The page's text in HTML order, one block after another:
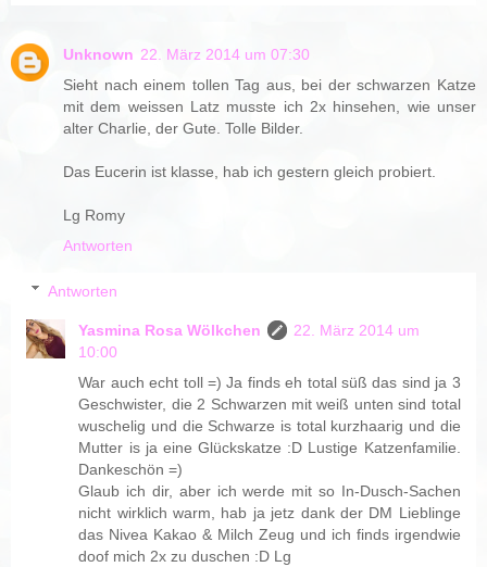
Unknown 22. März 2014 um 07:30
Sieht nach einem tollen Tag aus, bei der schwarzen Katze
mit dem weissen Latz musste ich 2x hinsehen, wie unser
alter Charlie, der Gute. Tolle Bilder.
Das Eucerin ist klasse, hab ich gestern gleich probiert.
Lg Romy
Antworten
Antworten
Yasmina Rosa Wölkchen
22. März 2014 um
10:00
War auch echt toll =) Ja finds eh total süß das sind ja 3
Geschwister, die 2 Schwarzen mit weiß unten sind total
wuschelig und die Schwarze is total kurzhaarig und die
Mutter is ja eine Glückskatze :D Lustige Katzenfamilie.
Dankeschön =)
Glaub ich dir, aber ich werde mit so In-Dusch-Sachen
nicht wirklich warm, hab ja jetz dank der DM Lieblinge
das Nivea Kakao & Milch Zeug und ich finds irgendwie
doof mich 2x zu duschen :D Lg